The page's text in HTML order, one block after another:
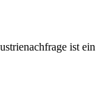
ist ein